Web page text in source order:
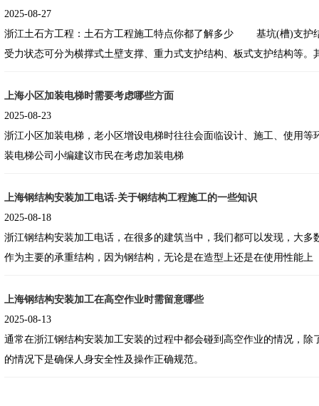
2025-08-27
浙江土石方工程：土石方工程施工特点你都了解多少 基坑(槽)支护结构的形式有多种，根据
受力状态可分为横撑式土壁支撑、重力式支护结构、板式支护结构等。
上海小区加装电梯时需要考虑哪些方面
2025-08-23
浙江小区加装电梯，老小区增设电梯时往往会面临设计、施工、使用等
装电梯公司小编建议市民在考虑加装电梯
上海钢结构安装加工电话-关于钢结构工程施工的一些知识
2025-08-18
浙江钢结构安装加工电话，在很多的建筑当中，我们都可以发现，大多
作为主要的承重结构，因为钢结构，无论是在造型上还是在使用性能上
上海钢结构安装加工在高空作业时需留意哪些
2025-08-13
通常在浙江钢结构安装加工安装的过程中都会碰到高空作业的情况，除
的情况下是确保人身安全性及操作正确规范。